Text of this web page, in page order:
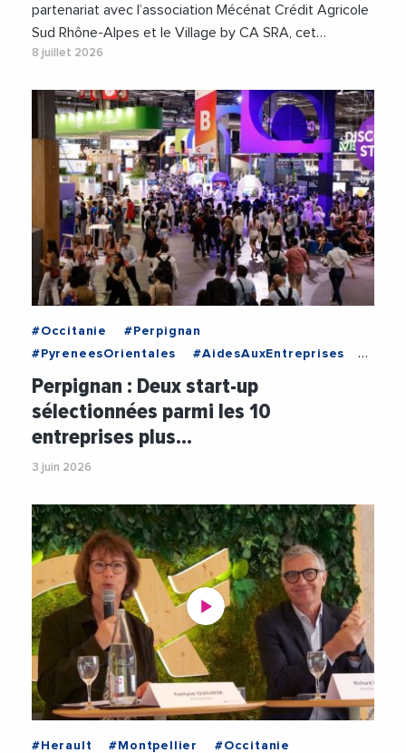
partenariat avec l’association Mécénat Crédit Agricole
Sud Rhône-Alpes et le Village by CA SRA, cet…
8 juillet 2026
#Occitanie
#Perpignan
#PyreneesOrientales
#AidesAuxEntreprises
#CreditAgricole
#CreditAgricoleSudMediterranee
#FrenchTech
#FrenchTechPerpignan
#Innovation
#Robotique
#Technologie
Perpignan : Deux start-up
sélectionnées parmi les 10
entreprises plus…
3 juin 2026
#Herault #Montpellier
#Occitanie